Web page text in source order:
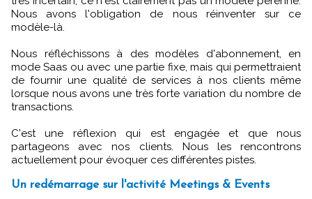
Nous avons l'obligation de nous réinventer sur ce
modèle-là.
Nous réfléchissons à des modèles d'abonnement, en
mode Saas ou avec une partie fixe, mais qui permettraient
de fournir une qualité de services à nos clients même
lorsque nous avons une très forte variation du nombre de
transactions.
C'est une réflexion qui est engagée et que nous
partageons avec nos clients. Nous les rencontrons
actuellement pour évoquer ces différentes pistes.
Un redémarrage sur l'activité Meetings & Events